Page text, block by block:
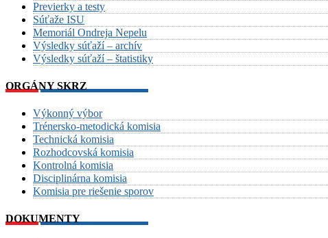
Previerky a testy
Súťaže ISU
Memoriál Ondreja Nepelu
Výsledky súťaží – archív
Výsledky súťaží – štatistiky
ORGÁNY SKRZ
Výkonný výbor
Trénersko-metodická komisia
Technická komisia
Rozhodcovská komisia
Kontrolná komisia
Disciplinárna komisia
Komisia pre riešenie sporov
DOKUMENTY